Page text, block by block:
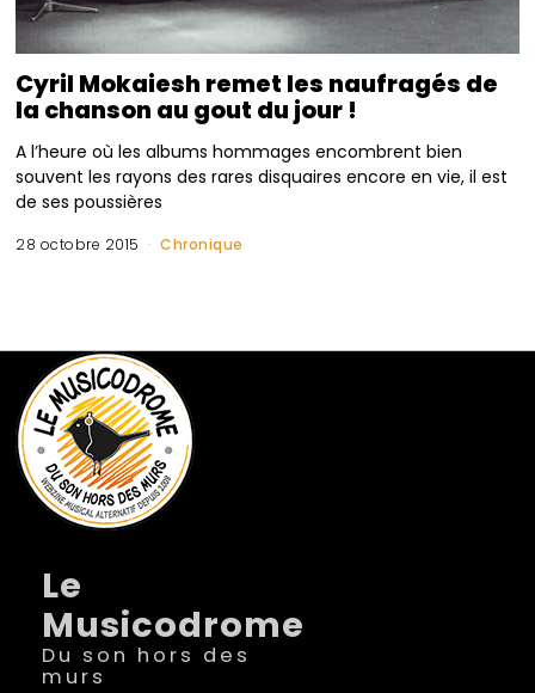
Cyril Mokaiesh remet les naufragés de
la chanson au gout du jour !
A l’heure où les albums hommages encombrent bien
souvent les rayons des rares disquaires encore en vie, il est
de ses poussières
28 octobre 2015 Chronique
Le
Musicodrome
Du son hors des
murs